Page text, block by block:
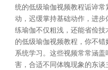
统的低级瑜伽视频教程诟谇
动，迟缓掌持基础动作，进
练瑜伽不仅粗浅，还能省俭
的低级瑜伽视频教程，你不
系统学习。这些视频常常涵
害，合适不同体魄现象的东